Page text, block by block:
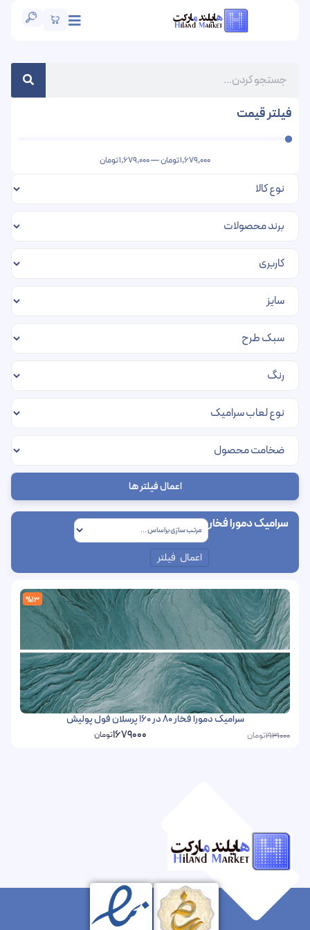
فیلتر قیمت
1,679,000تومان—
1,679,000تومان
اعمال فیلتر ها
سرامیک دمورا فخار
اعمال فیلتر
%13
سرامیک دمورا فخار 80 در 160 پرسلان فول پولیش
1931000تومان 1679000تومان